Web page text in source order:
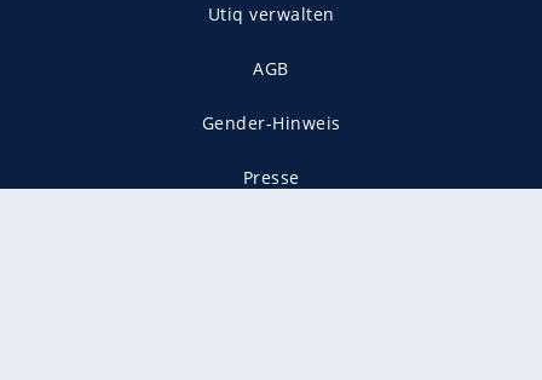
Utiq verwalten
AGB
Gender-Hinweis
Presse